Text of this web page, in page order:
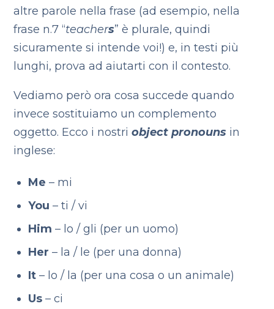
altre parole nella frase (ad esempio, nella
frase n.7 “teachers” è plurale, quindi
sicuramente si intende voi!) e, in testi più
lunghi, prova ad aiutarti con il contesto.
Vediamo però ora cosa succede quando
invece sostituiamo un complemento
oggetto. Ecco i nostriobject pronouns in
inglese:
Me – mi
You – ti / vi
Him – lo / gli (per un uomo)
Her – la / le (per una donna)
It– lo / la (per una cosa o un animale)
Us– ci